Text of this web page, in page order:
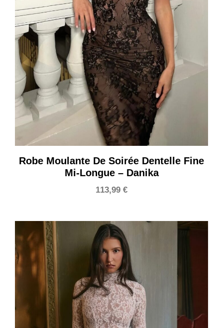
Robe Moulante De Soirée Dentelle Fine
Mi-Longue – Danika
113,99 €